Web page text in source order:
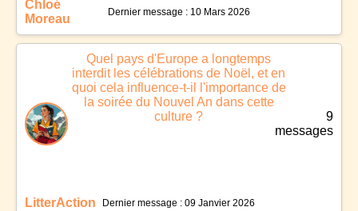
Chloé
Moreau
Dernier message : 10 Mars 2026
Quel pays d'Europe a longtemps
interdit les célébrations de Noël, et en
quoi cela influence-t-il l'importance de
la soirée du Nouvel An dans cette
culture ?
LitterAction
9
messages
Dernier message : 09 Janvier 2026